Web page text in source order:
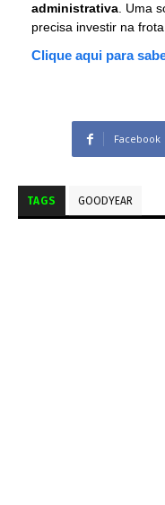
administrativa . Uma
precisa investir na frota.
Clique aqui para
Facebook
TAGS GOODYEAR